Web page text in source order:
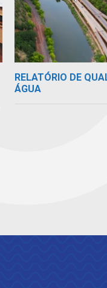
RELATÓRIO DE
ÁGUA